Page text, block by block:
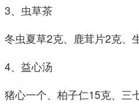
3、虫草茶
冬虫夏草2克、鹿茸片2克、
4、益心汤
猪心一个、柏子仁15克、三